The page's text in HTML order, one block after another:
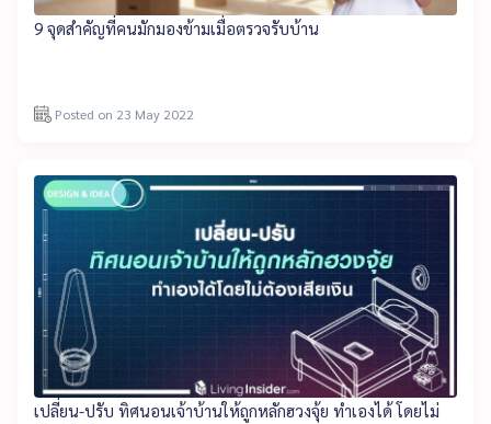
9 จุดสำคัญที่คนมักมองข้ามเมื่อตรวจรับบ้าน
Posted on 23 May 2022
เปลี่ยน-ปรับ ทิศนอนเจ้าบ้านให้ถูกหลักฮวงจุ้ย ทำเองได้ โดยไม่